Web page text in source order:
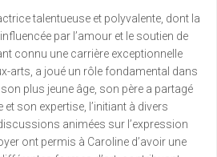
talentueuse et polyvalente, dont la
par l’amour et le soutien de
connu une carrière exceptionnelle
arts, a joué un rôle fondamental dans
plus jeune âge, son père a partagé
son expertise, l’initiant à divers
animées sur l’expression
ont permis à Caroline d’avoir une